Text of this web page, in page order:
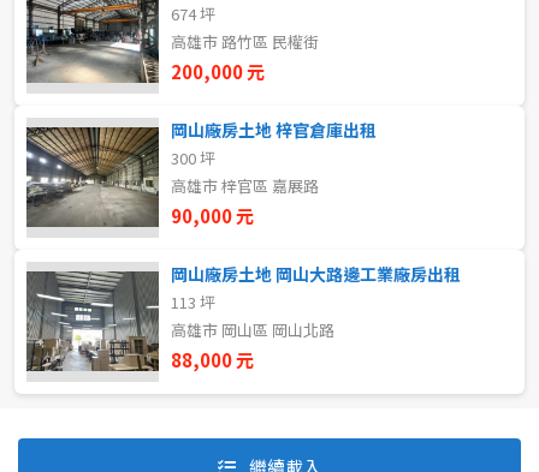
預設排序
自租
房東自租
674 坪
高雄市 路竹區 民權街
200,000 元
岡山廠房土地 梓官倉庫出租
300 坪
高雄市 梓官區 嘉展路
90,000 元
岡山廠房土地 岡山大路邊工業廠房出租
113 坪
高雄市 岡山區 岡山北路
88,000 元
繼續載入